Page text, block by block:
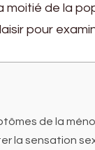
de la
pour
de la
la sensation